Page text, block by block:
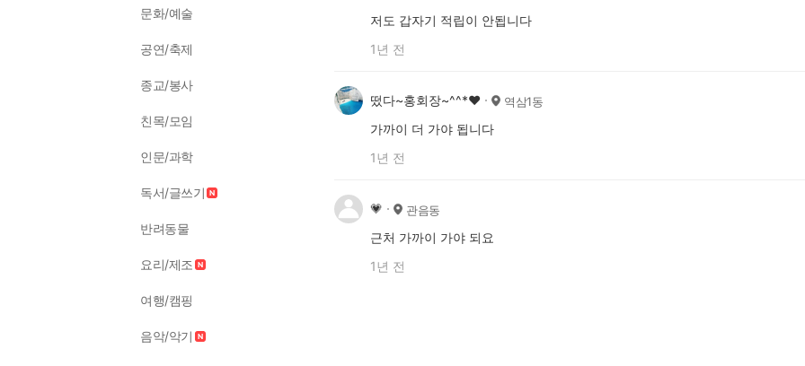
문화/예술
공연/축제
종교/봉사
친목/모임
인문/과학
독서/글쓰기
반려동물
요리/제조
여행/캠핑
음악/악기
저도 갑자기 적립이 안됩니다
1년 전
떴다~홍회장~^^*♥️ 역삼1동
가까이 더 가야 됩니다
1년 전
💗 관음동
근처 가까이 가야 되요
1년 전